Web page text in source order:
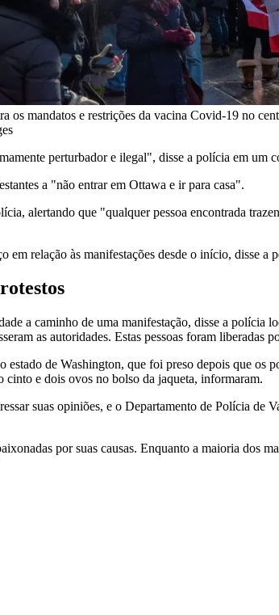
os mandatos e restrições da vacina Covid-19 no
perturbador e ilegal", disse a polícia em
a "não entrar em Ottawa e ir para casa".
alertando que "qualquer pessoa encontrada
em relação às manifestações desde o início, disse a
a caminho de uma manifestação, disse a polícia
as autoridades. Estas pessoas foram liberadas
estado de Washington, que foi preso depois que
cinto e dois ovos no bolso da jaqueta, informaram.
suas opiniões, e o Departamento de Polícia
por suas causas. Enquanto a maioria dos